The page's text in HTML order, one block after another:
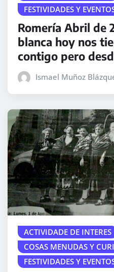
FESTIVIDADES Y
Romería Abril de
blanca hoy nos
contigo pero
Ismael Muñoz
ACTIVIDADE DE INTERES
COSAS MENUDAS Y
FESTIVIDADES Y